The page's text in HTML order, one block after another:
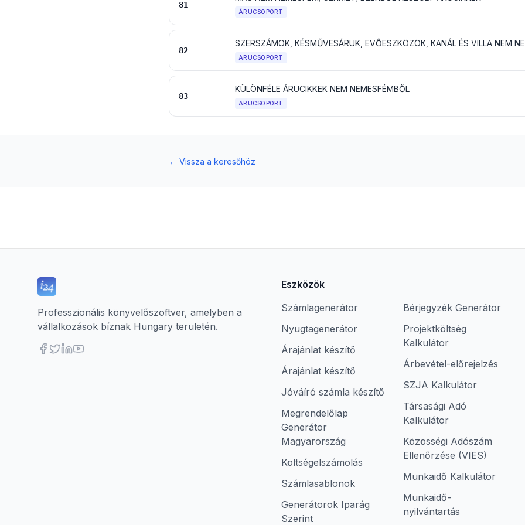
81
ÁRUCSOPORT
82
ÁRUCSOPORT
83
KÜLÖNFÉLE ÁRUCIKKEK NEM NEMESFÉMBŐL
ÁRUCSOPORT
← Vissza a keresőhöz
Professzionális könyvelőszoftver, amelyben a
vállalkozások bíznak Hungary területén.
Eszközök
Számlagenerátor
Nyugtagenerátor
Árajánlat készítő
Árajánlat készítő
Jóváíró számla készítő
Megrendelőlap
Generátor
Magyarország
Költségelszámolás
Számlasablonok
Generátorok Iparág
Szerint
Bérjegyzék Generátor
Projektköltség
Kalkulátor
Árbevétel-előrejelzés
SZJA Kalkulátor
Társasági Adó
Kalkulátor
Közösségi Adószám
Ellenőrzése (VIES)
Munkaidő Kalkulátor
Munkaidő-
nyilvántartás